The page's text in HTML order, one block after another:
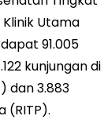
Utama
91.005
kunjungan di
dan 3.883
(RITP).